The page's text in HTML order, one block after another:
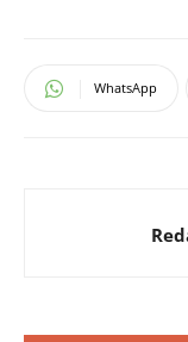
WhatsApp